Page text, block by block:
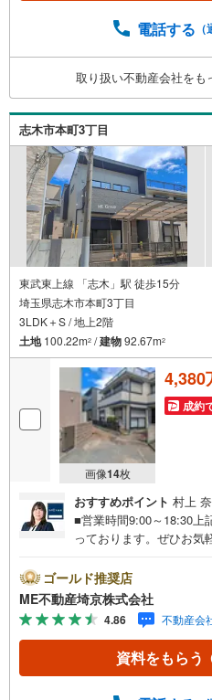
円のご紹介料をお支払い
マイカーでも安心！2.チ
ーベッド完備3.他にもフ
な』がここにある！ミル
メニティ、大型個室2部
電話する
取り扱い不動産会社をも
志木市本町3丁目
東武東上線 「志木」駅 徒歩15分
埼玉県志木市本町3丁目
3LDK＋S / 地上2階
土地100.22m2 /建物92.67m2
画像14枚
4,380
成約
おすすめポイント 村上
■営業時間9:00～18:30上
っております。ぜひお気
ご希望の日時をご記入い
可能です。■ご来店特典1.
入でもれなく3、000円の
限り後日郵送）2.未公開
入、ご売却、太陽光発
介でもれなくQUOカー
ゴールド推奨店
ME不動産埼京株式会社
4.86 不動産会
資料をもらう